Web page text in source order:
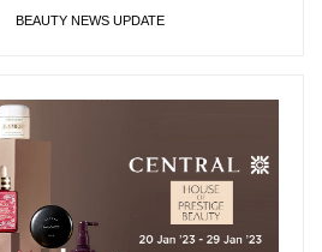
BEAUTY NEWS UPDATE